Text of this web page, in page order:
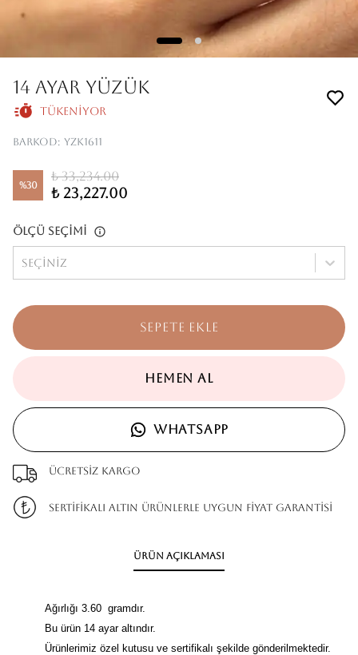
14 Ayar Yüzük
Tükeniyor
Barkod: YZK1611
%30
₺ 33,234.00
₺ 23,227.00
Ölçü Seçimi
Seçiniz
SEPETE EKLE
HEMEN AL
WHATSAPP
Ücretsiz kargo
SERTİFİKALI ALTIN ÜRÜNLERLE UYGUN FİYAT GARANTİSİ
Ürün Açıklaması
Ağırlığı 3.60 gramdır.
Bu ürün 14 ayar altındır.
Ürünlerimiz özel kutusu ve sertifikalı şekilde gönderilmektedir.